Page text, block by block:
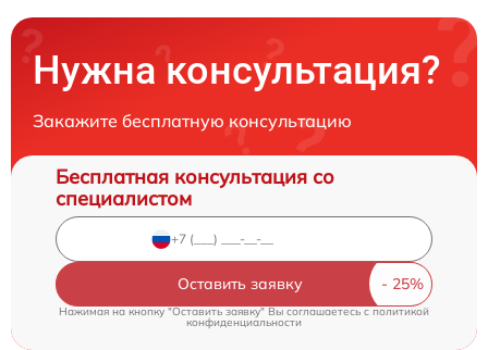
Нужна консультация?
Закажите бесплатную консультацию
Бесплатная консультация со
специалистом
Оставить заявку
Нажимая на кнопку "Оставить заявку" Вы соглашаетесь cполитикой
конфиденциальности